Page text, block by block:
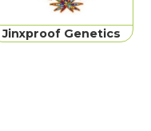
Jinxproof Genetics